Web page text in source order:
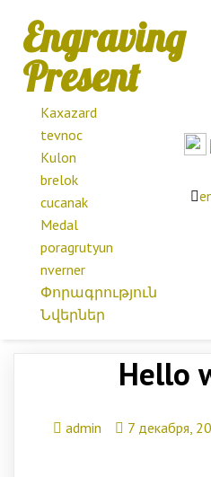
Engraving
Present
Kaxazard
tevnoc
Kulon
brelok
cucanak
Medal
poragrutyun
nverner
Փորագրություն
Նվերներ
Hello
admin 7 декабря,